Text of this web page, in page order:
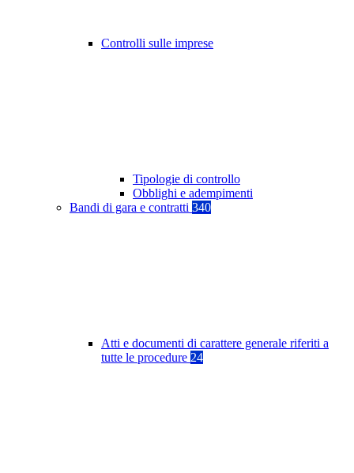
Controlli sulle imprese
Tipologie di controllo
Obblighi e adempimenti
Bandi di gara e contratti 340
Atti e documenti di carattere generale riferiti a
tutte le procedure 24